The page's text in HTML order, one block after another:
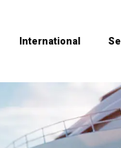
International